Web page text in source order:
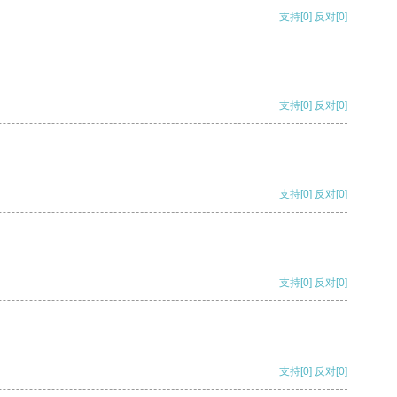
支持[0] 反对[0]
支持[0] 反对[0]
支持[0] 反对[0]
支持[0] 反对[0]
支持[0] 反对[0]